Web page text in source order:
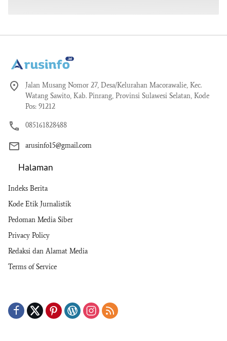
Jalan Musang Nomor 27, Desa/Kelurahan Macorawalie, Kec.
Watang Sawito, Kab. Pinrang, Provinsi Sulawesi Selatan, Kode
Pos: 91212
085161828488
arusinfo15@gmail.com
Halaman
Indeks Berita
Kode Etik Jurnalistik
Pedoman Media Siber
Privacy Policy
Redaksi dan Alamat Media
Terms of Service